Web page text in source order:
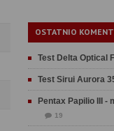
OSTATNIO
Test Delta Optical
Test Sirui Aurora
Pentax Papilio III -
19